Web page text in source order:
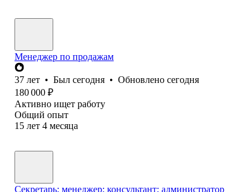
Менеджер по продажам
37 лет • Был сегодня • Обновлено сегодня
180 000 ₽
Активно ищет работу
Общий опыт
15 лет 4 месяца
Секретарь; менеджер; консультант; администратор